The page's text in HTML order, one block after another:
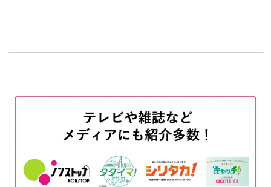
用途によってどのようなジェルがいいのか、動画でじっく
り解説しますよ。
マットトップジェルを塗布する
アートの土台をつくる
花びら以外のアートをする 09:07